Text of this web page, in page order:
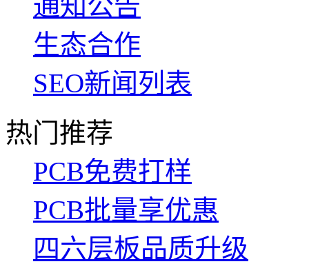
生态合作
SEO新闻列表
热门推荐
PCB免费打样
PCB批量享优惠
四六层板品质升级